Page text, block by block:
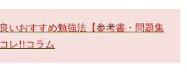
いおすすめ勉強法【参考書・問題集
レ!!コラム